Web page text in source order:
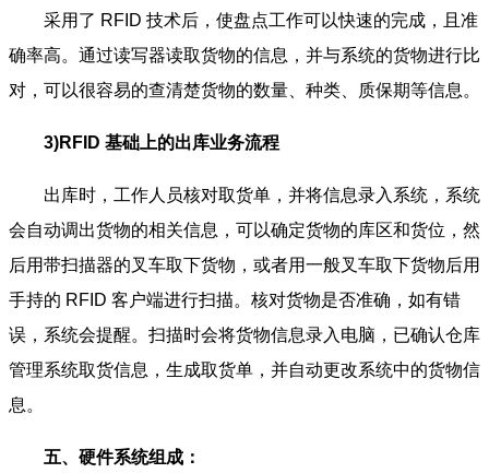
采用了 RFID 技术后，使盘点工作可以快速的完成，且准
确率高。通过读写器读取货物的信息，并与系统的货物进行比
对，可以很容易的查清楚货物的数量、种类、质保期等信息。
3)RFID 基础上的出库业务流程
出库时，工作人员核对取货单，并将信息录入系统，系统
会自动调出货物的相关信息，可以确定货物的库区和货位，然
后用带扫描器的叉车取下货物，或者用一般叉车取下货物后用
手持的 RFID 客户端进行扫描。核对货物是否准确，如有错
误，系统会提醒。扫描时会将货物信息录入电脑，已确认仓库
管理系统取货信息，生成取货单，并自动更改系统中的货物信
息。
五、硬件系统组成：